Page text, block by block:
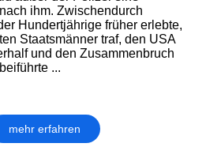
ihm. Zwischendurch
Hundertjährige früher erlebte,
Staatsmänner traf, den USA
und den Zusammenbruch
...
mehr erfahren